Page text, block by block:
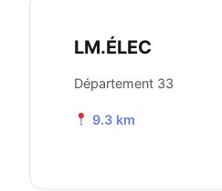
LM.ÉLEC
Département 33
9.3 km